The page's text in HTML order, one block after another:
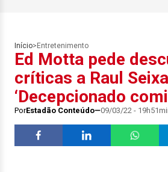
Início> Entretenimento
Ed Motta pede
críticas a Raul
‘Decepcionado
PorEstadão Conteúdo 09/03/22 -